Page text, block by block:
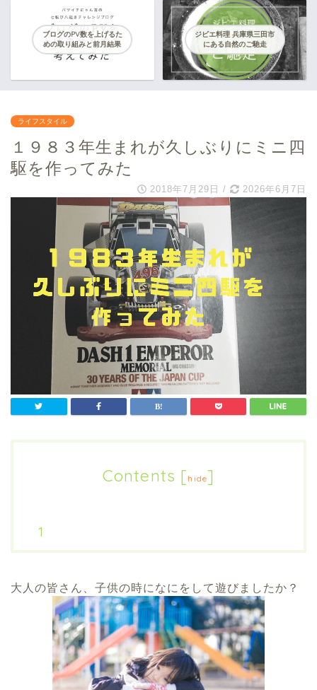
ブログのPV数を上げるた
めの取り組みと前月結果
ジビエ料理 兵庫県三田市
にある自然のご馳走
ライフスタイル
１９８３年生まれが久しぶりにミニ四
駆を作ってみた
2018年7月29日 / 2026年6月7日
Contents [hide]
大人の皆さん、子供の時になにをして遊びましたか？